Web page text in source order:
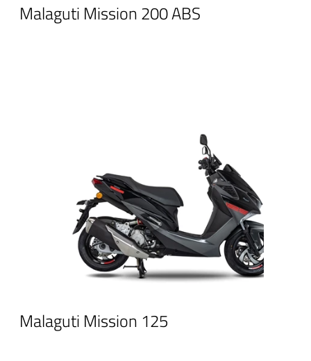
Malaguti Mission 200 ABS
Malaguti Mission 125